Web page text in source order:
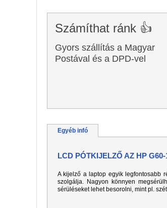
Számíthat ránk 👍
Gyors szállítás a Magyar
Postával és a DPD-vel
Egyéb infó
LCD PÓTKIJELZŐ AZ HP
A kijelző a laptop egyik legfontosabb
szolgálja. Nagyon könnyen
sérüléseket lehet besorolni, mint pl.